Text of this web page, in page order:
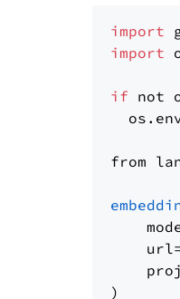
import
import
if not
from